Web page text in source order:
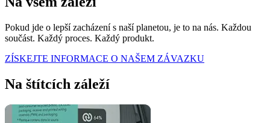
Pokud jde o lepší zacházení s naší planetou, je to na nás. Každou
součást. Každý proces. Každý produkt.
ZÍSKEJTE INFORMACE O NAŠEM ZÁVAZKU
Na štítcích záleží